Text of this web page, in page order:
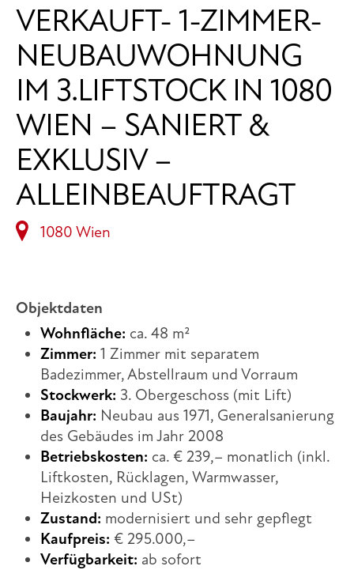
VERKAUFT- 1-ZIMMER-
NEUBAUWOHNUNG
IM 3.LIFTSTOCK IN 1080
WIEN – SANIERT &
EXKLUSIV –
ALLEINBEAUFTRAGT
1080 Wien
Objektdaten
Wohnfläche: ca. 48 m²
Zimmer: 1 Zimmer mit separatem
Badezimmer, Abstellraum und Vorraum
Stockwerk: 3. Obergeschoss (mit Lift)
Baujahr: Neubau aus 1971, Generalsanierung
des Gebäudes im Jahr 2008
Betriebskosten: ca. € 239,– monatlich (inkl.
Liftkosten, Rücklagen, Warmwasser,
Heizkosten und USt)
Zustand: modernisiert und sehr gepflegt
Kaufpreis: € 295.000,–
Verfügbarkeit: ab sofort